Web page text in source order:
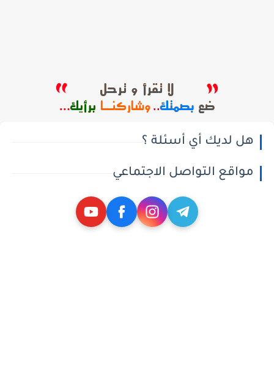
هل لديك أي أسئلة ؟
مواقع التواصل الاجتماعي